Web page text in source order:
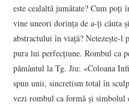
este cealaltă jumătate? Cum
vine uneori dorinţa de a-ţi căuta
abstractului în viaţă? Netezeşte-
pura lui perfecţiune. Rombul ca
pământul la Tg. Jiu: «Coloana
spun unii, sincretism total în
vezi rombul ca formă şi simbolul